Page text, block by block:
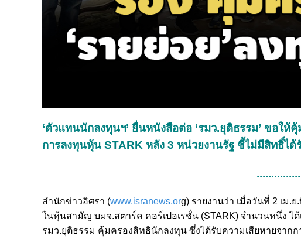
‘ตัวแทนนักลงทุนฯ’ ยื่นหนังสือต่อ ‘รมว.ยุติธรรม’ ขอให้
การลงทุนหุ้น STARK หลัง 3 หน่วยงานรัฐ ชี้ไม่มีสิทธิ์ได้
สำนักข่าวอิศรา (www.isranews.org) รายงานว่า เมื่อวันที่ 2 เม
ในหุ้นสามัญ บมจ.สตาร์ค คอร์เปอเรชั่น (STARK) จำนวนหนึ่ง ไ
รมว.ยุติธรรม คุ้มครองสิทธินักลงทุน ซึ่งได้รับความเสียหายจา